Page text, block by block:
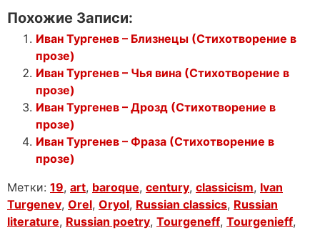
Похожие Записи:
Иван Тургенев – Близнецы (Стихотворение в
прозе)
Иван Тургенев – Чья вина (Стихотворение в
прозе)
Иван Тургенев – Дрозд (Стихотворение в
прозе)
Иван Тургенев – Фраза (Стихотворение в
прозе)
Метки: 19, art, baroque, century, classicism, Ivan
Turgenev, Orel, Oryol, Russian classics, Russian
literature, Russian poetry, Tourgeneff, Tourgenieff,